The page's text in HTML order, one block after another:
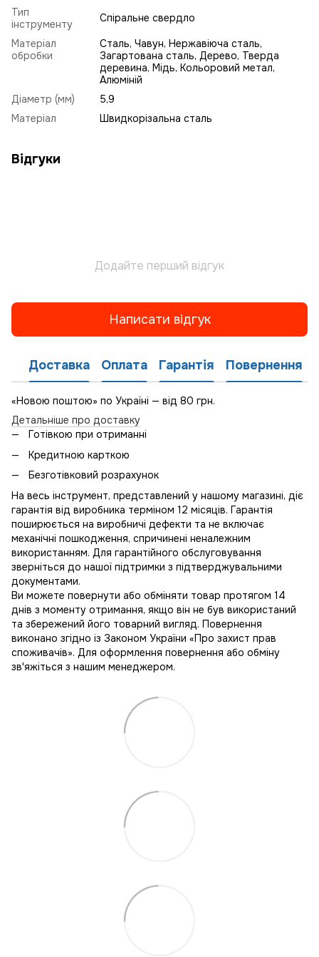
Тип
інструменту
Спіральне свердло
Матеріал
обробки
Сталь, Чавун, Нержавіюча сталь,
Загартована сталь, Дерево, Тверда
деревина, Мідь, Кольоровий метал,
Алюміній
Діаметр (мм)
5,9
Матеріал
Швидкорізальна сталь
Відгуки
Додайте перший відгук
Написати відгук
Доставка Оплата Гарантія Повернення
«Новою поштою» по Україні — від 80 грн.
Детальніше про доставку
Готівкою при отриманні
Кредитною карткою
Безготівковий розрахунок
На весь інструмент, представлений у нашому магазині, діє
гарантія від виробника терміном 12 місяців. Гарантія
поширюється на виробничі дефекти та не включає
механічні пошкодження, спричинені неналежним
використанням. Для гарантійного обслуговування
зверніться до нашої підтримки з підтверджувальними
документами.
Ви можете повернути або обміняти товар протягом 14
днів з моменту отримання, якщо він не був використаний
та збережений його товарний вигляд. Повернення
виконано згідно із Законом України «Про захист прав
споживачів». Для оформлення повернення або обміну
зв'яжіться з нашим менеджером.